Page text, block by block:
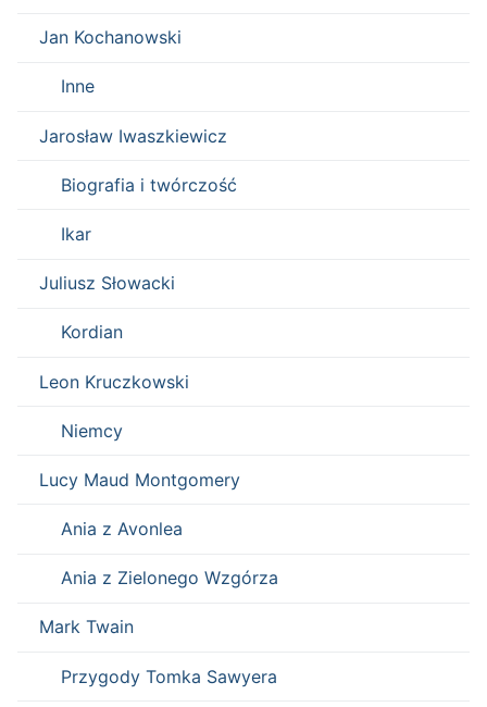
Jan Kochanowski
Inne
Jarosław Iwaszkiewicz
Biografia i twórczość
Ikar
Juliusz Słowacki
Kordian
Leon Kruczkowski
Niemcy
Lucy Maud Montgomery
Ania z Avonlea
Ania z Zielonego Wzgórza
Mark Twain
Przygody Tomka Sawyera